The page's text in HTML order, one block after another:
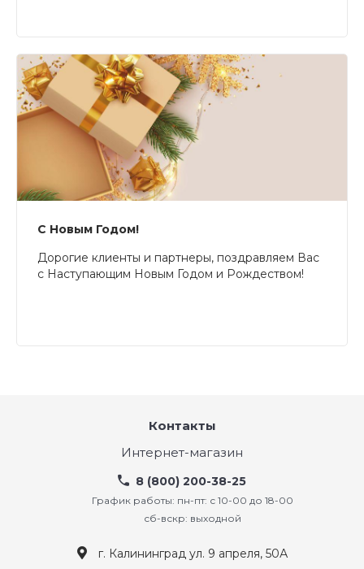
С Новым Годом!
Дорогие клиенты и партнеры, поздравляем Вас
с Наступающим Новым Годом и Рождеством!
Контакты
Интернет-магазин
8 (800) 200-38-25
График работы: пн-пт: с 10-00 до 18-00
сб-вскр: выходной
г. Калининград ул. 9 апреля, 50А